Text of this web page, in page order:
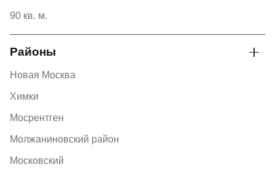
90 кв. м.
Районы
Новая Москва
Химки
Мосрентген
Молжаниновский район
Московский